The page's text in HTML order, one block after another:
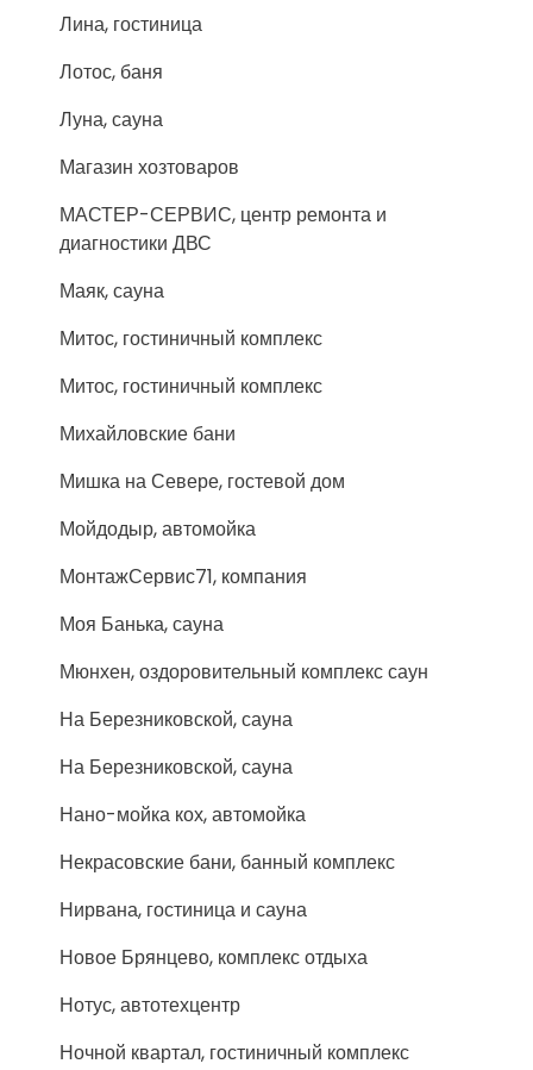
Лина, гостиница
Лотос, баня
Луна, сауна
Магазин хозтоваров
МАСТЕР-СЕРВИС, центр ремонта и
диагностики ДВС
Маяк, сауна
Митос, гостиничный комплекс
Митос, гостиничный комплекс
Михайловские бани
Мишка на Севере, гостевой дом
Мойдодыр, автомойка
МонтажСервис71, компания
Моя Банька, сауна
Мюнхен, оздоровительный комплекс саун
На Березниковской, сауна
На Березниковской, сауна
Нано-мойка кох, автомойка
Некрасовские бани, банный комплекс
Нирвана, гостиница и сауна
Новое Брянцево, комплекс отдыха
Нотус, автотехцентр
Ночной квартал, гостиничный комплекс